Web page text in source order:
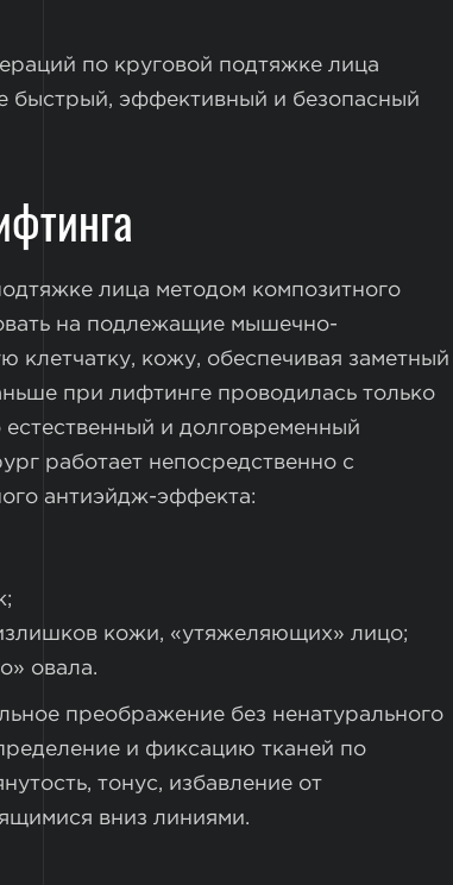
по круговой подтяжке лица
быстрый, эффективный и безопасный
лица методом композитного
на подлежащие мышечно-
клетчатку, кожу, обеспечивая заметный
при лифтинге проводилась только
и долговременный
работает непосредственно с
антиэйдж-эффекта:
кожи, «утяжеляющих» лицо;
овала.
преображение без ненатурального
и фиксацию тканей по
тонус, избавление от
вниз линиями.